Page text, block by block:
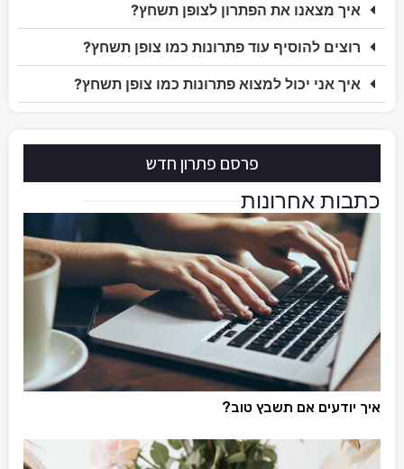
איך מצאנו את הפתרון לצופן תשחץ?
רוצים להוסיף עוד פתרונות כמו צופן תשחץ?
איך אני יכול למצוא פתרונות כמו צופן תשחץ?
פרסם פתרון חדש
כתבות אחרונות
איך יודעים אם תשבץ טוב?